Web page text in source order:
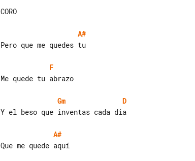
CORO
A#
Pero que me quedes tu
F
Me quede tu abrazo
Gm
D
Y el beso que inventas cada dia
A#
Que me quede aquí